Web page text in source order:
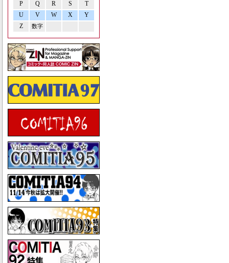
P Q R S
T
U
V W X
Y
Z
数字